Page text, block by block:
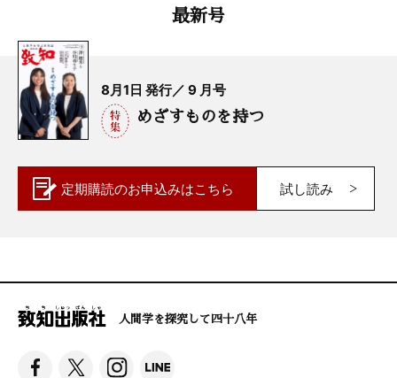
最新号
8月1日 発行／ 9 月号
めざすものを持つ
定期購読のお申込みはこちら 試し読み
人間学を探究して四十八年